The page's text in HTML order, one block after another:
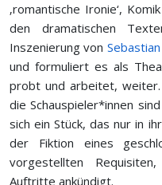
‚romantische Ironie‘,
den dramatischen
Inszenierung von
und formuliert es als
probt und arbeitet, weiter.
die Schauspieler*innen
sich ein Stück, das nur in
der Fiktion eines
vorgestellten
Auftritte ankündigt.